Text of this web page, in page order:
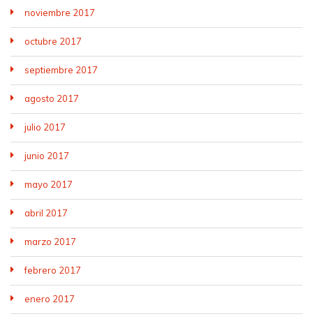
noviembre 2017
octubre 2017
septiembre 2017
agosto 2017
julio 2017
junio 2017
mayo 2017
abril 2017
marzo 2017
febrero 2017
enero 2017